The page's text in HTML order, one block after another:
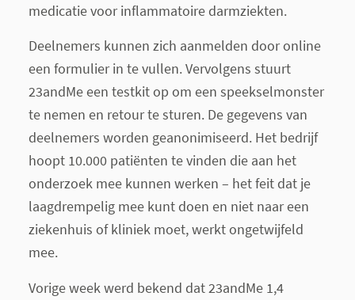
medicatie voor inflammatoire darmziekten.
Deelnemers kunnen zich aanmelden door online
een formulier in te vullen. Vervolgens stuurt
23andMe een testkit op om een speekselmonster
te nemen en retour te sturen. De gegevens van
deelnemers worden geanonimiseerd. Het bedrijf
hoopt 10.000 patiënten te vinden die aan het
onderzoek mee kunnen werken – het feit dat je
laagdrempelig mee kunt doen en niet naar een
ziekenhuis of kliniek moet, werkt ongetwijfeld
mee.
Vorige week werd bekend dat 23andMe 1,4